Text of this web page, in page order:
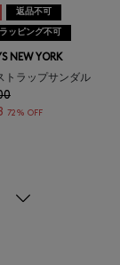
返品不可
ッピング不可
NEW YORK
トラップサンダル
72% OFF